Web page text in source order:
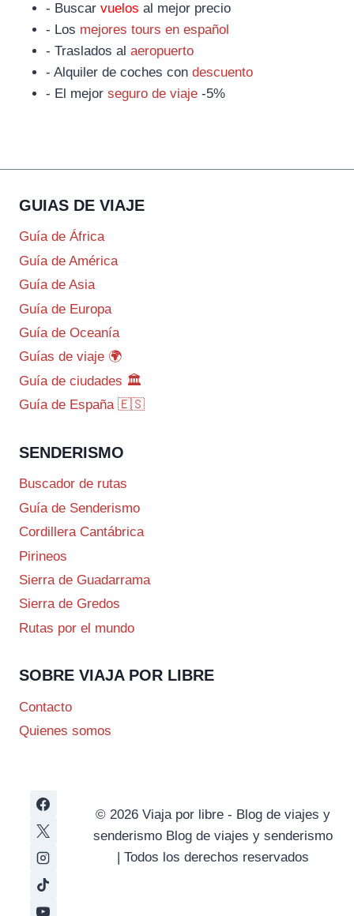
- Buscar vuelos al mejor precio
- Los mejores tours en español
- Traslados al aeropuerto
- Alquiler de coches con descuento
- El mejor seguro de viaje -5%
GUIAS DE VIAJE
Guía de África
Guía de América
Guía de Asia
Guía de Europa
Guía de Oceanía
Guías de viaje 🌍
Guía de ciudades 🏛️
Guía de España 🇪🇸
SENDERISMO
Buscador de rutas
Guía de Senderismo
Cordillera Cantábrica
Pirineos
Sierra de Guadarrama
Sierra de Gredos
Rutas por el mundo
SOBRE VIAJA POR LIBRE
Contacto
Quienes somos
© 2026 Viaja por libre - Blog de viajes y
senderismo Blog de viajes y senderismo
| Todos los derechos reservados